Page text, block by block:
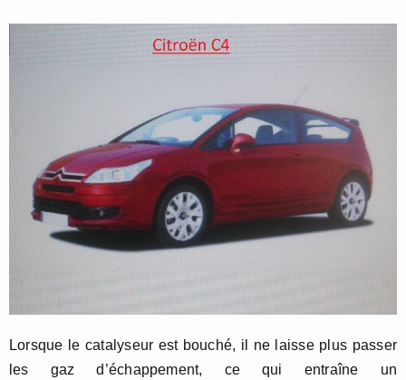
Lorsque le catalyseur est bouché, il ne laisse plus passer
les gaz d’échappement, ce qui entraîne un